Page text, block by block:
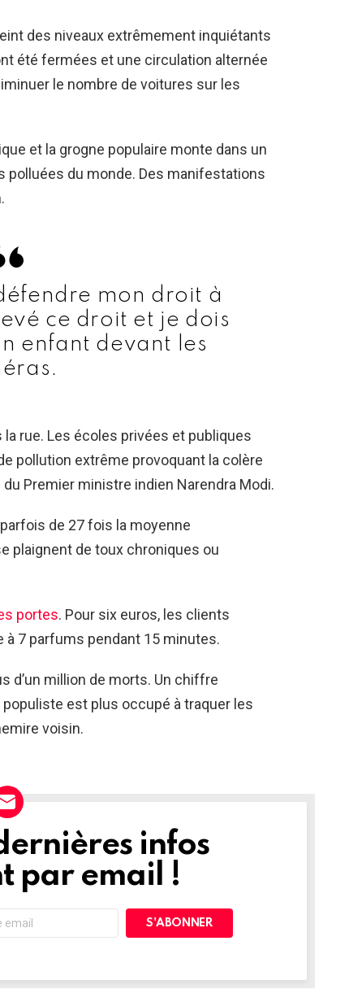
des niveaux extrêmement inquiétants
été fermées et une circulation alternée
le nombre de voitures sur les
et la grogne populaire monte dans un
polluées du monde. Des manifestations
mon droit à
ce droit et je dois
enfant devant les
rue. Les écoles privées et publiques
pollution extrême provoquant la colère
Premier ministre indien Narendra Modi.
de 27 fois la moyenne
plaignent de toux chroniques ou
portes. Pour six euros, les clients
à 7 parfums pendant 15 minutes.
d’un million de morts. Un chiffre
est plus occupé à traquer les
voisin.
infos
par email !